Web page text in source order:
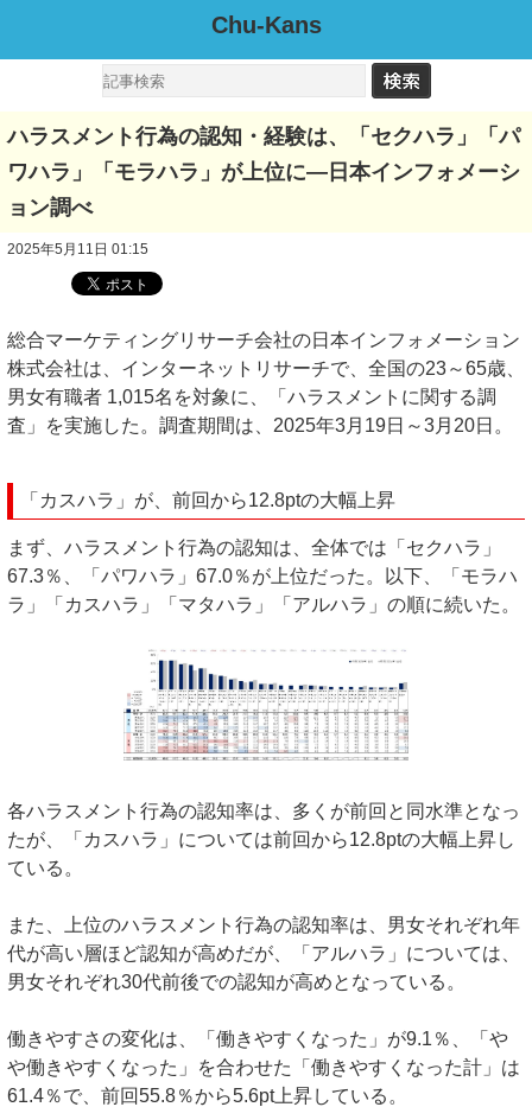
Chu-Kans
ハラスメント行為の認知・経験は、「セクハラ」「パ
ワハラ」「モラハラ」が上位に―日本インフォメーシ
ョン調べ
2025年5月11日 01:15
総合マーケティングリサーチ会社の日本インフォメーション
株式会社は、インターネットリサーチで、全国の23～65歳、
男女有職者 1,015名を対象に、「ハラスメントに関する調
査」を実施した。調査期間は、2025年3月19日～3月20日。
「カスハラ」が、前回から12.8ptの大幅上昇
まず、ハラスメント行為の認知は、全体では「セクハラ」
67.3％、「パワハラ」67.0％が上位だった。以下、「モラハ
ラ」「カスハラ」「マタハラ」「アルハラ」の順に続いた。
各ハラスメント行為の認知率は、多くが前回と同水準となっ
たが、「カスハラ」については前回から12.8ptの大幅上昇し
ている。
また、上位のハラスメント行為の認知率は、男女それぞれ年
代が高い層ほど認知が高めだが、「アルハラ」については、
男女それぞれ30代前後での認知が高めとなっている。
働きやすさの変化は、「働きやすくなった」が9.1％、「や
や働きやすくなった」を合わせた「働きやすくなった計」は
61.4％で、前回55.8％から5.6pt上昇している。